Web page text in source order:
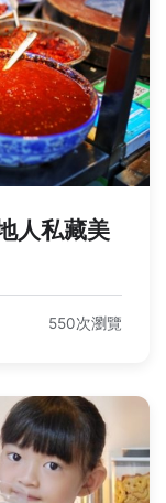
人私藏美
550次瀏覽